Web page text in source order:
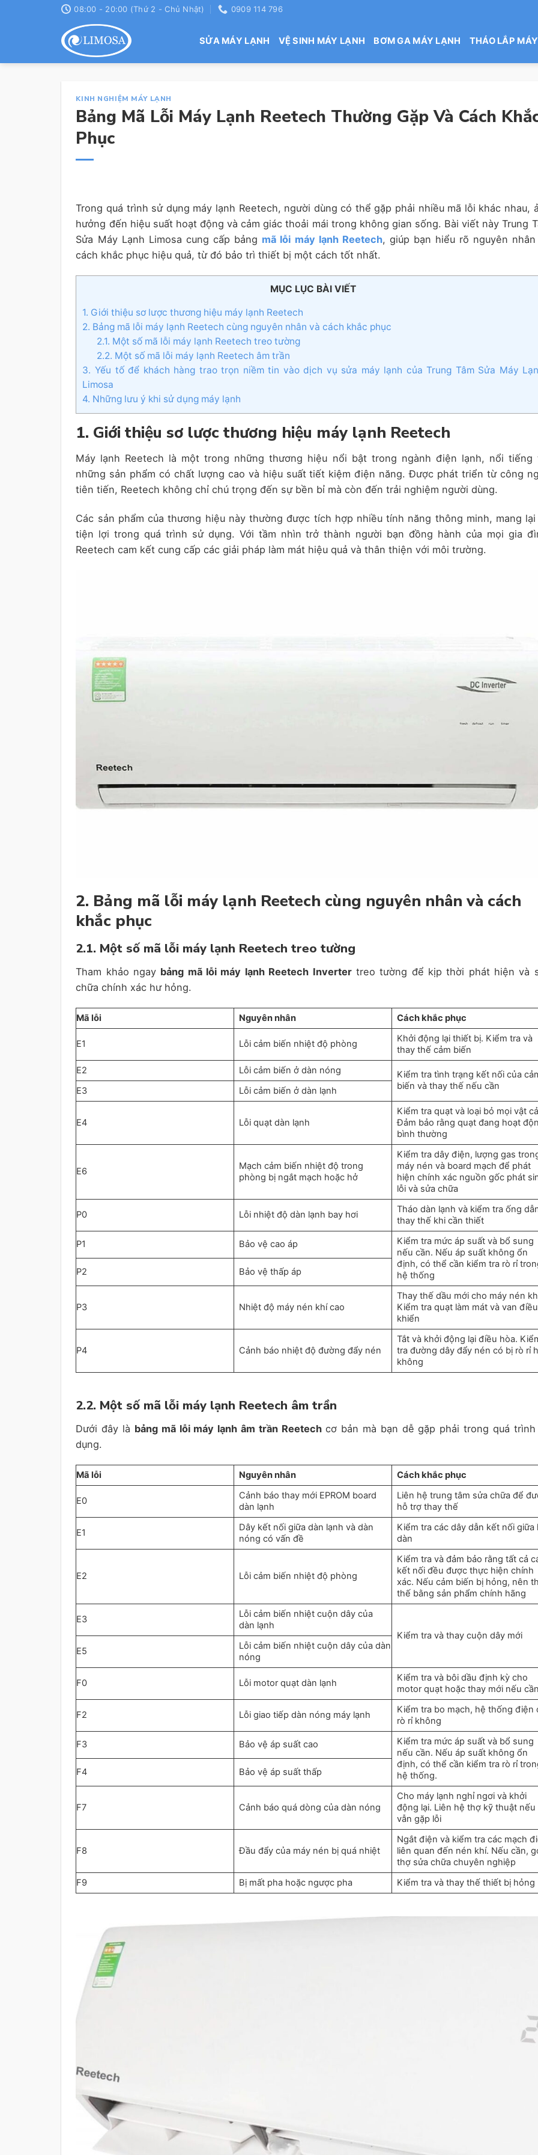
08:00 - 20:00 (Thứ 2 - Chủ Nhật) 0909 114 796
SỬA MÁY LẠNH VỆ SINH MÁY LẠNH BƠM GA MÁY LẠNH THÁO LẮP
KINH NGHIỆM MÁY LẠNH
Bảng Mã Lỗi Máy Lạnh Reetech Thường Gặp Và Cách
Phục
Trong quá trình sử dụng máy lạnh Reetech, người dùng có thể gặp phải nhiều mã lỗi khác nhau,
hưởng đến hiệu suất hoạt động và cảm giác thoải mái trong không gian sống. Bài viết này Trung
Sửa Máy Lạnh Limosa cung cấp bảng mã lỗi máy lạnh Reetech, giúp bạn hiểu rõ nguyên nhân
cách khắc phục hiệu quả, từ đó bảo trì thiết bị một cách tốt nhất.
MỤC LỤC BÀI VIẾT
1. Giới thiệu sơ lược thương hiệu máy lạnh Reetech
2. Bảng mã lỗi máy lạnh Reetech cùng nguyên nhân và cách khắc phục
2.1. Một số mã lỗi máy lạnh Reetech treo tường
2.2. Một số mã lỗi máy lạnh Reetech âm trần
3. Yếu tố để khách hàng trao trọn niềm tin vào dịch vụ sửa máy lạnh của Trung Tâm Sửa Máy
Limosa
4. Những lưu ý khi sử dụng máy lạnh
1. Giới thiệu sơ lược thương hiệu máy lạnh Reetech
Máy lạnh Reetech là một trong những thương hiệu nổi bật trong ngành điện lạnh, nổi tiếng
những sản phẩm có chất lượng cao và hiệu suất tiết kiệm điện năng. Được phát triển từ công
tiên tiến, Reetech không chỉ chú trọng đến sự bền bỉ mà còn đến trải nghiệm người dùng.
Các sản phẩm của thương hiệu này thường được tích hợp nhiều tính năng thông minh, mang
tiện lợi trong quá trình sử dụng. Với tầm nhìn trở thành người bạn đồng hành của mọi gia
Reetech cam kết cung cấp các giải pháp làm mát hiệu quả và thân thiện với môi trường.
2. Bảng mã lỗi máy lạnh Reetech cùng nguyên nhân và cách
khắc phục
2.1. Một số mã lỗi máy lạnh Reetech treo tường
Tham khảo ngay bảng mã lỗi máy lạnh Reetech Invertertreo tường để kịp thời phát hiện và
chữa chính xác hư hỏng.
Mã lỗi Nguyên nhân Cách khắc phục
E1 Lỗi cảm biến nhiệt độ phòng
Khởi động lại thiết bị. Kiểm tra và
thay thế cảm biến
E2
Lỗi cảm biến ở dàn nóng
Kiểm tra tình trạng kết nối của
biến và thay thế nếu cần
E3 Lỗi cảm biến ở dàn lạnh
E4 Lỗi quạt dàn lạnh
Kiểm tra quạt và loại bỏ mọi vật
Đảm bảo rằng quạt đang hoạt
bình thường
E6
Mạch cảm biến nhiệt độ trong
phòng bị ngắt mạch hoặc hở
Kiểm tra dây điện, lượng gas
máy nén và board mạch để phát
hiện chính xác nguồn gốc phát
lỗi và sửa chữa
P0 Lỗi nhiệt độ dàn lạnh bay hơi
Tháo dàn lạnh và kiểm tra ống
thay thế khi cần thiết
P1 Bảo vệ cao áp
Kiểm tra mức áp suất và bổ sung
nếu cần. Nếu áp suất không ổn
định, có thể cần kiểm tra rò rỉ
hệ thống
P2 Bảo vệ thấp áp
P3 Nhiệt độ máy nén khí cao
Thay thế dầu mới cho máy nén
Kiểm tra quạt làm mát và van điều
khiển
P4 Cảnh báo nhiệt độ đường đẩy nén
Tắt và khởi động lại điều hòa.
tra đường dây đẩy nén có bị rò rỉ
không
2.2. Một số mã lỗi máy lạnh Reetech âm trần
Dưới đây là bảng mã lỗi máy lạnh âm trần Reetechcơ bản mà bạn dễ gặp phải trong quá trình
dụng.
Mã lỗi Nguyên nhân Cách khắc phục
E0
Cảnh báo thay mới EPROM board
dàn lạnh
Liên hệ trung tâm sửa chữa để
hỗ trợ thay thế
E1
Dây kết nối giữa dàn lạnh và dàn
nóng có vấn đề
Kiểm tra các dây dẫn kết nối giữa
dàn
E2 Lỗi cảm biến nhiệt độ phòng
Kiểm tra và đảm bảo rằng tất cả
kết nối đều được thực hiện chính
xác. Nếu cảm biến bị hỏng, nên
thế bằng sản phẩm chính hãng
E3
Lỗi cảm biến nhiệt cuộn dây của
dàn lạnh
Kiểm tra và thay cuộn dây mới
E5
Lỗi cảm biến nhiệt cuộn dây của dàn
nóng
F0 Lỗi motor quạt dàn lạnh
Kiểm tra và bôi dầu định kỳ cho
motor quạt hoặc thay mới nếu cần
F2 Lỗi giao tiếp dàn nóng máy lạnh
Kiểm tra bo mạch, hệ thống điện
rò rỉ không
F3 Bảo vệ áp suất cao
Kiểm tra mức áp suất và bổ sung
nếu cần. Nếu áp suất không ổn
định, có thể cần kiểm tra rò rỉ
hệ thống.
F4 Bảo vệ áp suất thấp
F7 Cảnh báo quá dòng của dàn nóng
Cho máy lạnh nghỉ ngơi và khởi
động lại. Liên hệ thợ kỹ thuật nếu
vẫn gặp lỗi
F8 Đầu đẩy của máy nén bị quá nhiệt
Ngắt điện và kiểm tra các mạch
liên quan đến nén khí. Nếu cần,
thợ sửa chữa chuyên nghiệp
F9
Bị mất pha hoặc ngược pha Kiểm tra và thay thế thiết bị hỏng